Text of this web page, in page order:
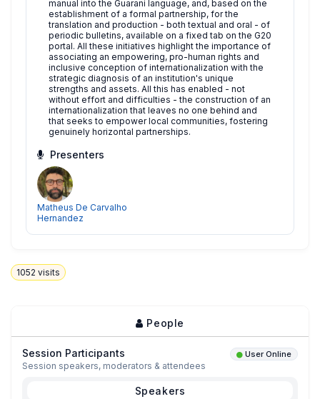
manual into the Guarani language, and, based on the
establishment of a formal partnership, for the
translation and production - both textual and oral - of
periodic bulletins, available on a fixed tab on the G20
portal. All these initiatives highlight the importance of
associating an empowering, pro-human rights and
inclusive conception of internationalization with the
strategic diagnosis of an institution's unique
strengths and assets. All this has enabled - not
without effort and difficulties - the construction of an
internationalization that leaves no one behind and
that seeks to empower local communities, fostering
genuinely horizontal partnerships.
Presenters
Matheus De Carvalho
Hernandez
1052 visits
People
Session Participants User Online
Session speakers, moderators & attendees
Speakers